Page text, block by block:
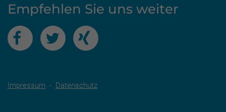
Empfehlen Sie uns weiter
Impressum - Datenschutz